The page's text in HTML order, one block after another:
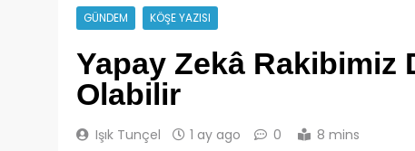
GÜNDEM KÖŞE YAZISI
Yapay Zekâ Rakibimiz
Olabilir
Işık Tunçel 1 ay ago 0 8 mins